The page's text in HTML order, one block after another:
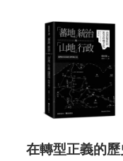
在轉型正義的歷